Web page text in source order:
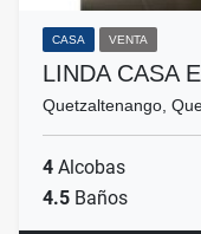
CASA VENTA
LINDA CASA
Quetzaltenango,
4 Alcobas
4.5 Baños